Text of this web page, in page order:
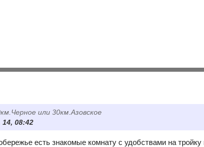
или 30км.Азовское
08:42
есть знакомые комнату с удобствами на тройку